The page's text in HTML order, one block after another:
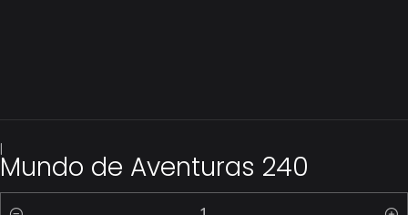
|
Mundo de Aventuras 240